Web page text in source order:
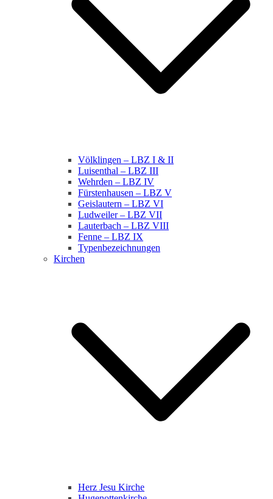
Völklingen – LBZ I & II
Luisenthal – LBZ III
Wehrden – LBZ IV
Fürstenhausen – LBZ V
Geislautern – LBZ VI
Ludweiler – LBZ VII
Lauterbach – LBZ VIII
Fenne – LBZ IX
Typenbezeichnungen
Kirchen
Herz Jesu Kirche